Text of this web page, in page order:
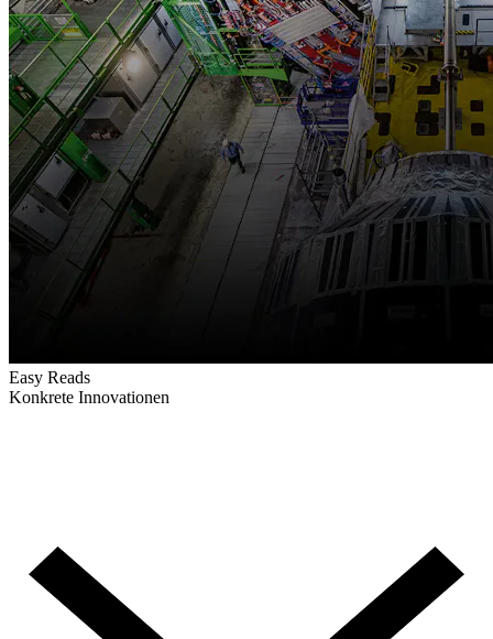
Easy Reads
Konkrete Innovationen